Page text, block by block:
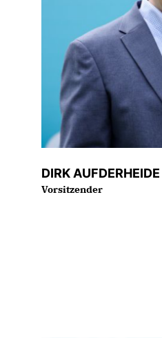
DIRK AUFDERHEIDE
Vorsitzender